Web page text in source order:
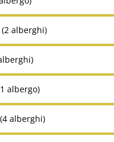
alberghi)
albergo)
alberghi)